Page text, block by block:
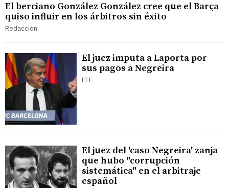
El berciano González González cree que el Barça
quiso influir en los árbitros sin éxito
Redacción
El juez imputa a Laporta por
sus pagos a Negreira
EFE
El juez del 'caso Negreira' zanja
que hubo "corrupción
sistemática" en el arbitraje
español